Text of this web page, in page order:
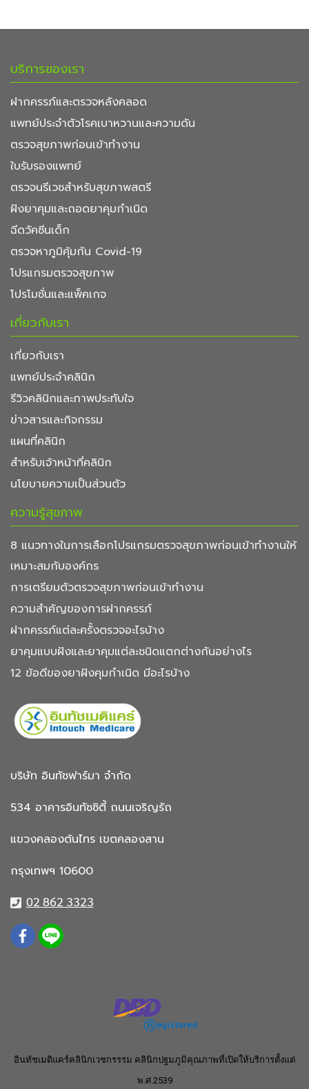
บริการของเรา
ฝากครรภ์และตรวจหลังคลอด
แพทย์ประจำตัวโรคเบาหวานและความดัน
ตรวจสุขภาพก่อนเข้าทำงาน
ใบรับรองแพทย์
ตรวจนรีเวชสำหรับสุขภาพสตรี
ฝังยาคุมและถอดยาคุมกำเนิด
ฉีดวัคซีนเด็ก
ตรวจหาภูมิคุ้มกัน Covid-19
โปรแกรมตรวจสุขภาพ
โปรโมชั่นและแพ็คเกจ
เกี่ยวกับเรา
เกี่ยวกับเรา
แพทย์ประจำคลินิก
รีวิวคลินิกและภาพประทับใจ
ข่าวสารและกิจกรรม
แผนที่คลินิก
สำหรับเจ้าหน้าที่คลินิก
นโยบายความเป็นส่วนตัว
ความรู้สุขภาพ
8 แนวทางในการเลือกโปรแกรมตรวจสุขภาพก่อนเข้าทำงานให้
เหมาะสมกับองค์กร
การเตรียมตัวตรวจสุขภาพก่อนเข้าทำงาน
ความสำคัญของการฝากครรภ์
ฝากครรภ์แต่ละครั้งตรวจอะไรบ้าง
ยาคุมแบบฝังและยาคุมแต่ละชนิดแตกต่างกันอย่างไร
12 ข้อดีของยาฝังคุมกำเนิด มีอะไรบ้าง
บริษัท อินทัชฟาร์มา จำกัด
534 อาคารอินทัชซิตี้ ถนนเจริญรัถ
แขวงคลองต้นไทร เขตคลองสาน
กรุงเทพฯ 10600
02 862 3323
อินทัชเมดิแคร์คลินิกเวชกรรรม คลินิกปฐมภูมิคุณภาพที่เปิดให้บริการตั้งแต่
พ.ศ.2539